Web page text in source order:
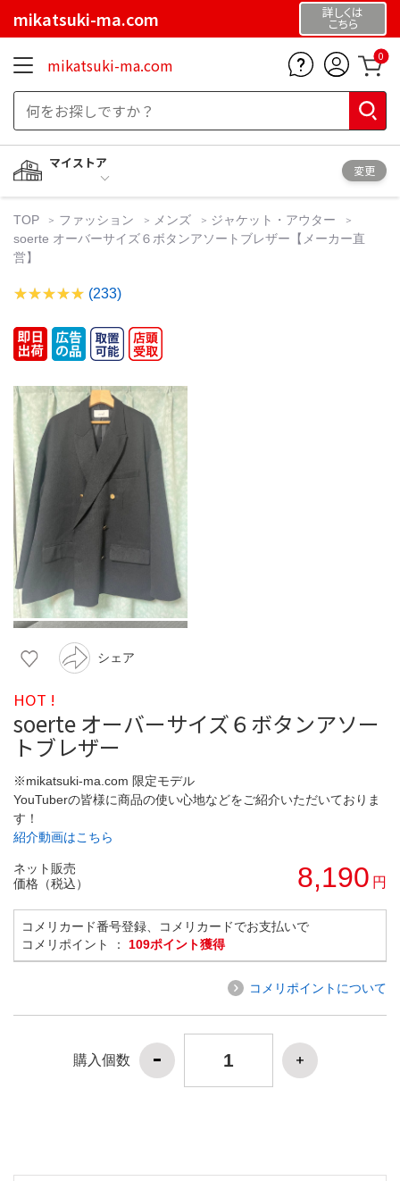
mikatsuki-ma.com 詳しくは
こちら
mikatsuki-ma.com 0
マイストア
変更
TOP ファッション メンズ
ジャケット・アウター
soerte オーバーサイズ６ボタンアソートブレザー【メーカー直
営】
(233)
シェア
HOT !
soerte オーバーサイズ６ボタンアソー
トブレザー
※mikatsuki-ma.com 限定モデル
YouTuberの皆様に商品の使い心地などをご紹介いただいておりま
す！
紹介動画はこちら
ネット販売
価格（税込）
8,190 円
コメリカード番号登録、コメリカードでお支払いで
コメリポイント ： 109ポイント獲得
コメリポイントについて
購入個数